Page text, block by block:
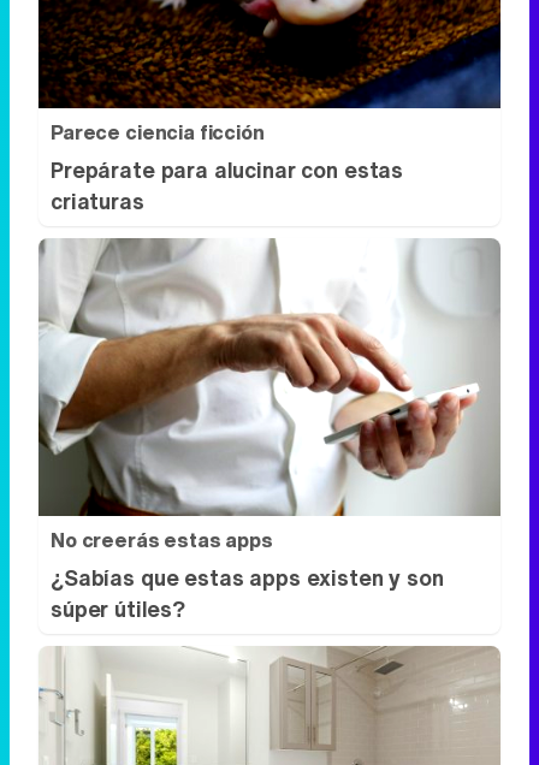
Parece ciencia ficción
Prepárate para alucinar con estas
criaturas
No creerás estas apps
¿Sabías que estas apps existen y son
súper útiles?